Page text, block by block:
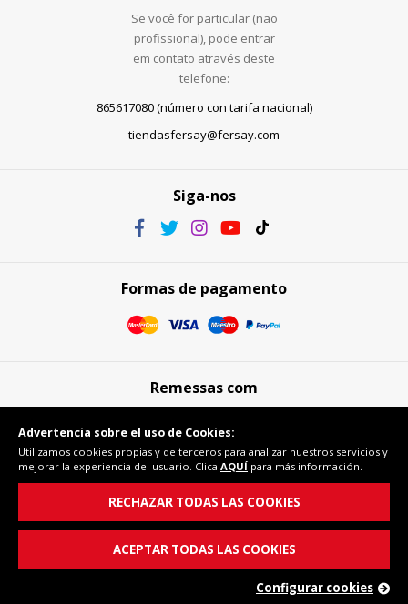
Se você for particular (não
profissional), pode entrar
em contato através deste
telefone:
865617080 (número con tarifa nacional)
tiendasfersay@fersay.com
Siga-nos
Formas de pagamento
Remessas com
Compra segura
Advertencia sobre el uso de Cookies:
Utilizamos cookies propias y de terceros para analizar nuestros servicios y
mejorar la experiencia del usuario. Clica AQUÍ para más información.
RECHAZAR TODAS LAS COOKIES
ACEPTAR TODAS LAS COOKIES
Configurar cookies